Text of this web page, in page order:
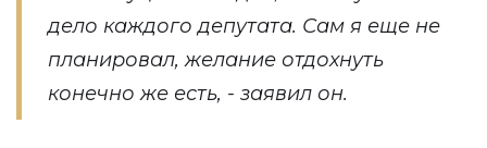
дело каждого депутата. Сам я еще не
планировал, желание отдохнуть
конечно же есть, - заявил он.